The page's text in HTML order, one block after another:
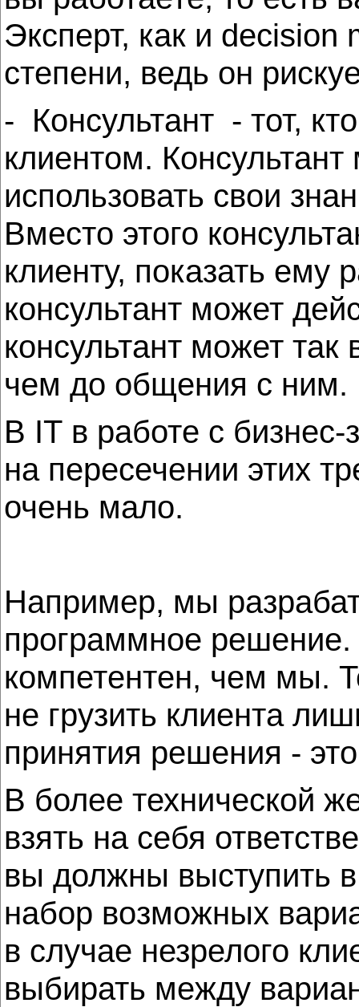
Эксперт, как и decision
степени, ведь он
- Консультант - тот,
клиентом.
использовать свои
Вместо этого
клиенту, показать ему
консультант может
консультант может
чем до общения с ним.
В IТ в работе с
на пересечении этих
очень мало.
Например, мы
программное решение.
компетентен, чем мы.
не грузить клиента
принятия решения -
В более технической
взять на себя
вы должны выступить
набор возможных
в случае незрелого
выбирать между